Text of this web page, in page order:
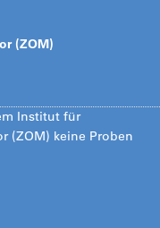
(ZOM)
Institut für
(ZOM) keine Proben